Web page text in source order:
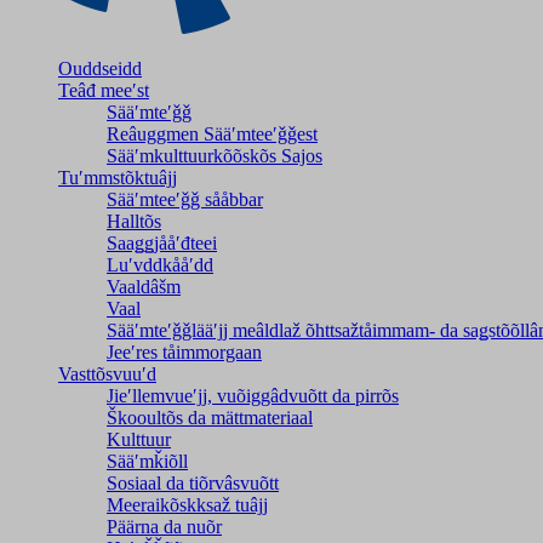
Ouddseidd
Teâđ meeʹst
Sääʹmteʹǧǧ
Reâuggmen Sääʹmteeʹǧǧest
Sääʹmkulttuurkõõskõs Sajos
Tuʹmmstõktuâjj
Sääʹmteeʹǧǧ sååbbar
Halltõs
Saaǥǥjååʹđteei
Luʹvddkååʹdd
Vaaldâšm
Vaal
Sääʹmteʹǧǧlääʹjj meâldlaž õhttsažtåimmam- da
Jeeʹres tåimmorgaan
Vasttõsvuuʹd
Jieʹllemvueʹjj, vuõiggâdvuõtt da pirrõs
Škooultõs da mättmateriaal
Kulttuur
Sääʹmǩiõll
Sosiaal da tiõrvâsvuõtt
Meeraikõskksaž tuâjj
Päärna da nuõr